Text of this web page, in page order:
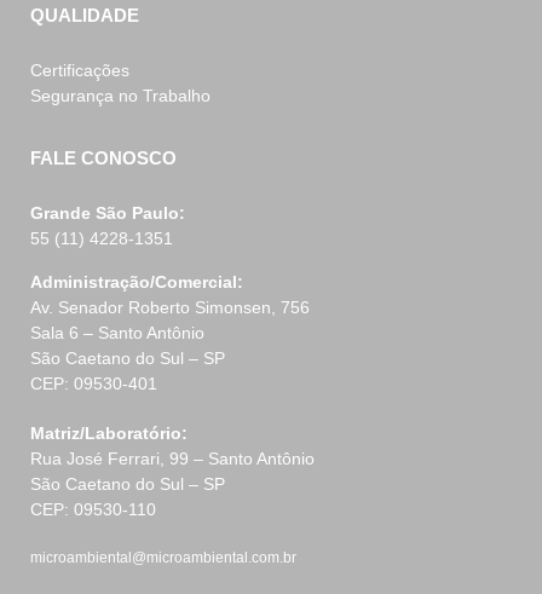
QUALIDADE
Certificações
Segurança no Trabalho
FALE CONOSCO
Grande São Paulo:
55 (11) 4228-1351
Administração/Comercial:
Av. Senador Roberto Simonsen, 756
Sala 6 – Santo Antônio
São Caetano do Sul – SP
CEP: 09530-401
Matriz/Laboratório:
Rua José Ferrari, 99 – Santo Antônio
São Caetano do Sul – SP
CEP: 09530-110
microambiental@microambiental.com.br